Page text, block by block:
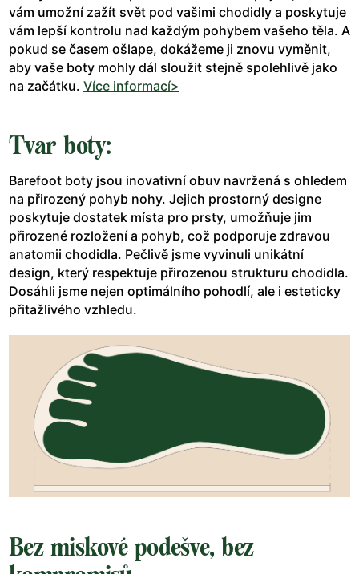
vám umožní zažít svět pod vašimi chodidly a poskytuje
vám lepší kontrolu nad každým pohybem vašeho těla. A
pokud se časem ošlape, dokážeme ji znovu vyměnit,
aby vaše boty mohly dál sloužit stejně spolehlivě jako
na začátku. Více informací>
Tvar boty:
Barefoot boty jsou inovativní obuv navržená s ohledem
na přirozený pohyb nohy. Jejich prostorný designe
poskytuje dostatek místa pro prsty, umožňuje jim
přirozené rozložení a pohyb, což podporuje zdravou
anatomii chodidla. Pečlivě jsme vyvinuli unikátní
design, který respektuje přirozenou strukturu chodidla.
Dosáhli jsme nejen optimálního pohodlí, ale i esteticky
přitažlivého vzhledu.
Bez miskové podešve, bez